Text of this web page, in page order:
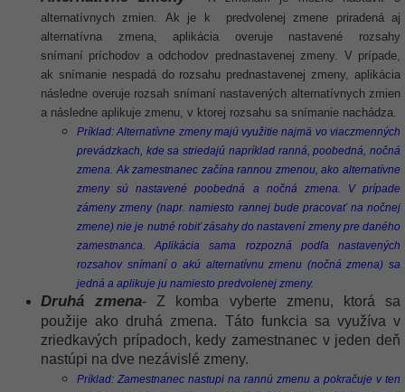
alternatívnych zmien. Ak je k predvolenej zmene priradená aj
alternatívna zmena, aplikácia overuje nastavené rozsahy
snímaní príchodov a odchodov prednastavenej zmeny. V prípade,
ak snímanie nespadá do rozsahu prednastavenej zmeny, aplikácia
následne overuje rozsah snímaní nastavených alternatívnych zmien
a následne aplikuje zmenu, v ktorej rozsahu sa snímanie nachádza.
Príklad: Alternatívne zmeny majú využitie najmä vo viaczmenných
prevádzkach, kde sa striedajú napríklad ranná, poobedná, nočná
zmena. Ak zamestnanec začína rannou zmenou, ako alternatívne
zmeny sú nastavené poobedná a nočná zmena. V prípade
zámeny zmeny (napr. namiesto rannej bude pracovať na nočnej
zmene) nie je nutné robiť zásahy do nastavení zmeny pre daného
zamestnanca. Aplikácia sama rozpozná podľa nastavených
rozsahov snímaní o akú alternatívnu zmenu (nočná zmena) sa
jedná a aplikuje ju namiesto predvolenej zmeny.
Druhá zmena- Z komba vyberte zmenu, ktorá sa
použije ako druhá zmena. Táto funkcia sa využíva v
zriedkavých prípadoch, kedy zamestnanec v jeden deň
nastúpi na dve nezávislé zmeny.
Príklad: Zamestnanec nastupi na rannú zmenu a pokračuje v ten